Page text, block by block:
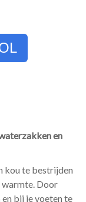
en
kou te bestrijden
warmte. Door
bij je voeten te